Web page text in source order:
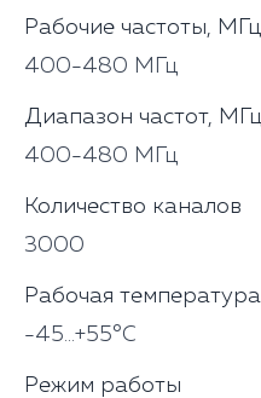
Рабочие частоты, МГц
400-480 МГц
Диапазон частот, МГц
400-480 МГц
Количество каналов
3000
Рабочая температура
-45...+55°C
Режим работы